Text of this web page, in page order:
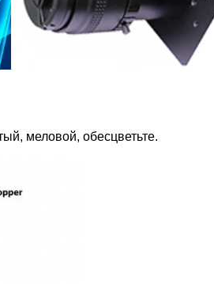
меловой, обесцветьте.